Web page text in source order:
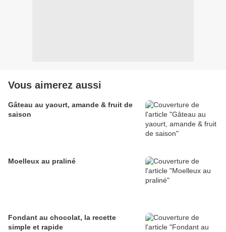
Vous aimerez aussi
Gâteau au yaourt, amande & fruit de
saison
Moelleux au praliné
Fondant au chocolat, la recette
simple et rapide